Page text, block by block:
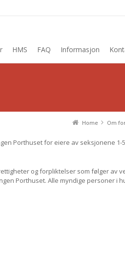
HMS FAQ Informasjon
Home Om
Porthuset for eiere av seksjonene 1-
og forpliktelser som følger av
Porthuset. Alle myndige personer i